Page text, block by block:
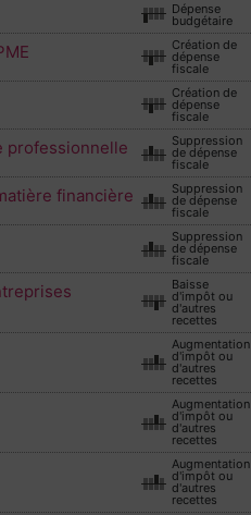
Dépense
budgétaire
Création de
dépense
fiscale
Création de
dépense
fiscale
professionnelle Suppression
de dépense
fiscale
financière Suppression
de dépense
fiscale
Suppression
de dépense
fiscale
Baisse
d'impôt ou
d'autres
recettes
Augmentation
d'impôt ou
d'autres
recettes
Augmentation
d'impôt ou
d'autres
recettes
Augmentation
d'impôt ou
d'autres
recettes